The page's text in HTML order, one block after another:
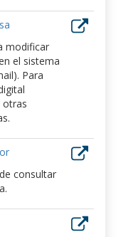
modificar
el sistema
Para
otras
consultar